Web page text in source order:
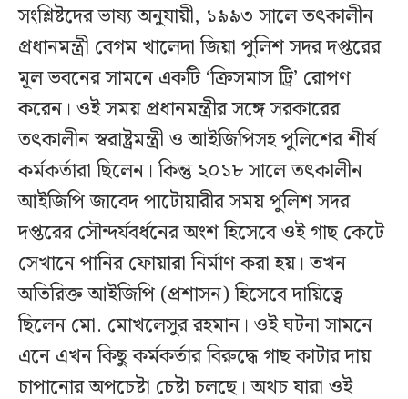
সংশ্লিষ্টদের ভাষ্য অনুযায়ী, ১৯৯৩ সালে তৎকালীন
প্রধানমন্ত্রী বেগম খালেদা জিয়া পুলিশ সদর দপ্তরের
মূল ভবনের সামনে একটি ‘ক্রিসমাস ট্রি’ রোপণ
করেন। ওই সময় প্রধানমন্ত্রীর সঙ্গে সরকারের
তৎকালীন স্বরাষ্ট্রমন্ত্রী ও আইজিপিসহ পুলিশের শীর্ষ
কর্মকর্তারা ছিলেন। কিন্তু ২০১৮ সালে তৎকালীন
আইজিপি জাবেদ পাটোয়ারীর সময় পুলিশ সদর
দপ্তরের সৌন্দর্যবর্ধনের অংশ হিসেবে ওই গাছ কেটে
সেখানে পানির ফোয়ারা নির্মাণ করা হয়। তখন
অতিরিক্ত আইজিপি (প্রশাসন) হিসেবে দায়িত্বে
ছিলেন মো. মোখলেসুর রহমান। ওই ঘটনা সামনে
এনে এখন কিছু কর্মকর্তার বিরুদ্ধে গাছ কাটার দায়
চাপানোর অপচেষ্টা চেষ্টা চলছে। অথচ যারা ওই